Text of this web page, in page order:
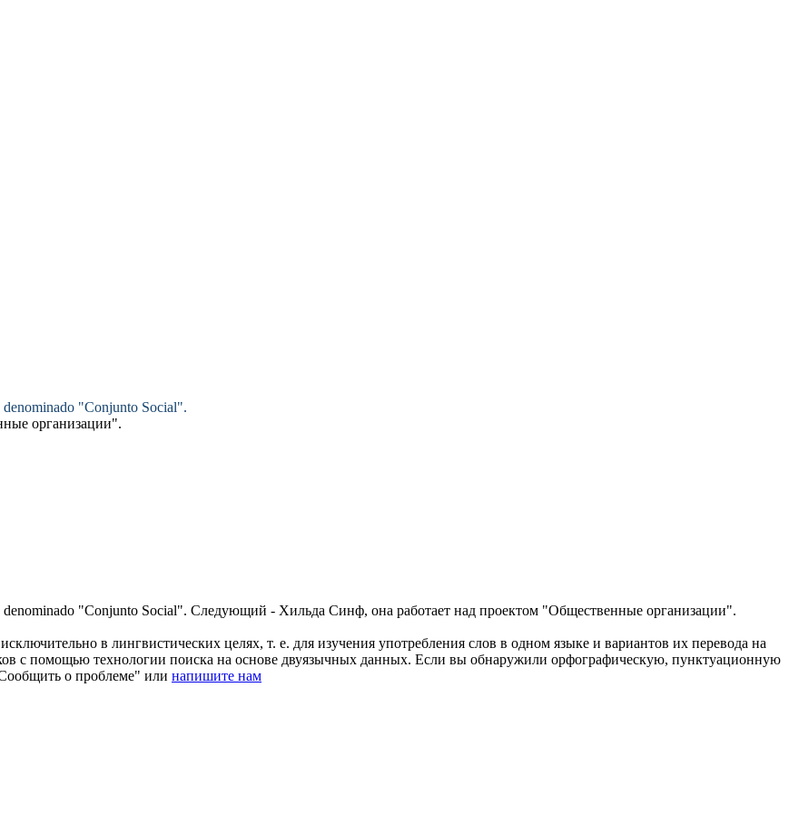
denominado "Conjunto Social".
организации".
denominado "Conjunto Social". Следующий - Хильда Синф, она работает над проектом "Общественные организации".
в лингвистических целях, т. е. для изучения употребления слов в одном языке и вариантов их перевода на
с помощью технологии поиска на основе двуязычных данных. Если вы обнаружили орфографическую, пунктуационную
о проблеме" или напишите нам